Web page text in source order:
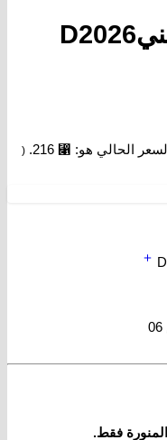
225/55/17 ون رن صينيD2026
السعر الحالي هو: ⃁ 216.
(
فقط.